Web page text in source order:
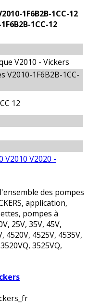
1F6B2B-1CC-12
1CC-12
V2010 - Vickers
V2010-1F6B2B-1CC-
12
V2010 V2020 -
des pompes
application,
pompes à
25V, 35V, 45V,
4520V, 4525V, 4535V,
3525VQ,